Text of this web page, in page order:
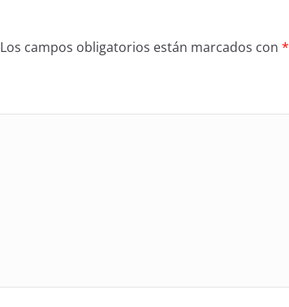
Los campos obligatorios están marcados con *